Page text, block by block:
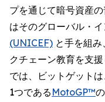
プを通じて暗号資産
はそのグローバル・イ
(UNICEF) と手を組
クチェーン教育を支
では、ビットゲット
1つである MotoGP™